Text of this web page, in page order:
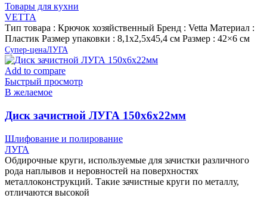
Товары для кухни
VETTA
Тип товара : Крючок хозяйственный Бренд : Vetta Материал :
Пластик Размер упаковки : 8,1х2,5х45,4 см Размер : 42×6 см
Супер-ценаЛУГА
Add to compare
Быстрый просмотр
В желаемое
Диск зачистной ЛУГА 150х6х22мм
Шлифование и полирование
ЛУГА
Обдирочные круги, используемые для зачистки различного
рода наплывов и неровностей на поверхностях
металлоконструкций. Такие зачистные круги по металлу,
отличаются высокой